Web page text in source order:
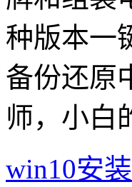
种版本一
备份还原
师，小白
win10安